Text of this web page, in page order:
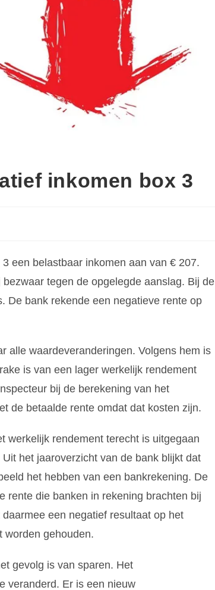
inkomen box 3
een belastbaar inkomen aan van € 207.
tegen de opgelegde aanslag. Bij de
De bank rekende een negatieve rente op
alle waardeveranderingen. Volgens hem is
is van een lager werkelijk rendement
bij de berekening van het
de betaalde rente omdat dat kosten zijn.
werkelijk rendement terecht is uitgegaan
het jaaroverzicht van de bank blijkt dat
het hebben van een bankrekening. De
rente die banken in rekening brachten bij
een negatief resultaat op het
worden gehouden.
gevolg is van sparen. Het
veranderd. Er is een nieuw